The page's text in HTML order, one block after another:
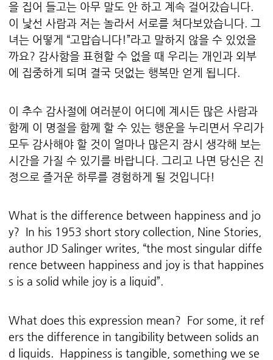
을 집어 들고는 아무 말도 안 하고 계속 걸어갔습니다.
이 낯선 사람과 저는 놀라서 서로를 쳐다보았습니다. 그
녀는 어떻게 “고맙습니다!”라고 말하지 않을 수 있었을
까요? 감사함을 표현할 수 없을 때 우리는 개인과 외부
에 집중하게 되며 결국 덧없는 행복만 얻게 됩니다.
이 추수 감사절에 여러분이 어디에 계시든 많은 사람과
함께 이 명절을 함께 할 수 있는 행운을 누리면서 우리가
모두 감사해야 할 것이 얼마나 많은지 잠시 생각해 보는
시간을 가질 수 있기를 바랍니다. 그리고 나면 당신은 진
정으로 즐거운 하루를 경험하게 될 것입니다!
What is the difference between happiness and jo
y? In his 1953 short story collection, Nine Stories,
author JD Salinger writes, “the most singular diffe
rence between happiness and joy is that happines
s is a solid while joy is a liquid”.
What does this expression mean? For some, it ref
ers the difference in tangibility between solids an
d liquids. Happiness is tangible, something we se